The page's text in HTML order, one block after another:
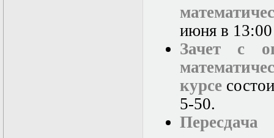
июня в
Зачет с
курсе
5-50.